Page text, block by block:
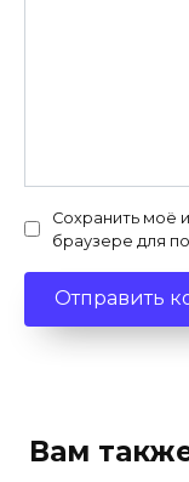
Сохранить моё
браузере для
Вам